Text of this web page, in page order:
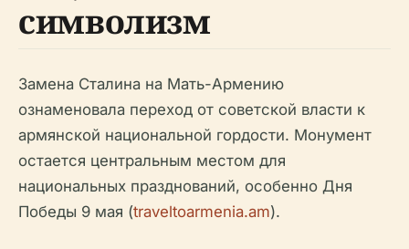
символизм
Замена Сталина на Мать-Армению
ознаменовала переход от советской власти к
армянской национальной гордости. Монумент
остается центральным местом для
национальных празднований, особенно Дня
Победы 9 мая (traveltoarmenia.am).